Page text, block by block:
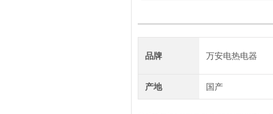
品牌 万安电热电器
产地 国产